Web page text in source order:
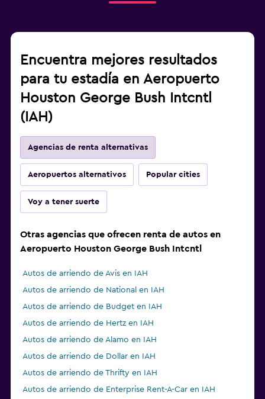
Encuentra mejores resultados
para tu estadía en Aeropuerto
Houston George Bush Intcntl
(IAH)
Agencias de renta alternativas
Aeropuertos alternativos Popular cities
Voy a tener suerte
Otras agencias que ofrecen renta de autos en
Aeropuerto Houston George Bush Intcntl
Autos de arriendo de Avis en IAH
Autos de arriendo de National en IAH
Autos de arriendo de Budget en IAH
Autos de arriendo de Hertz en IAH
Autos de arriendo de Alamo en IAH
Autos de arriendo de Dollar en IAH
Autos de arriendo de Thrifty en IAH
Autos de arriendo de Enterprise Rent-A-Car en IAH